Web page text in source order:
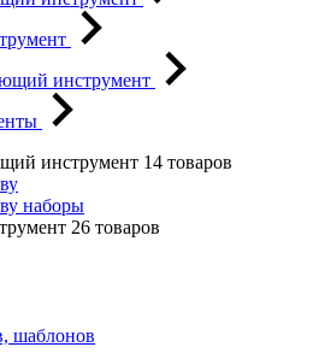
инструмент
инструмент 14 товаров
наборы
26 товаров
шаблонов